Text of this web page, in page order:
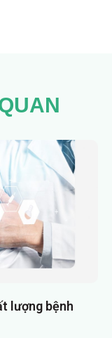
lượng bệnh